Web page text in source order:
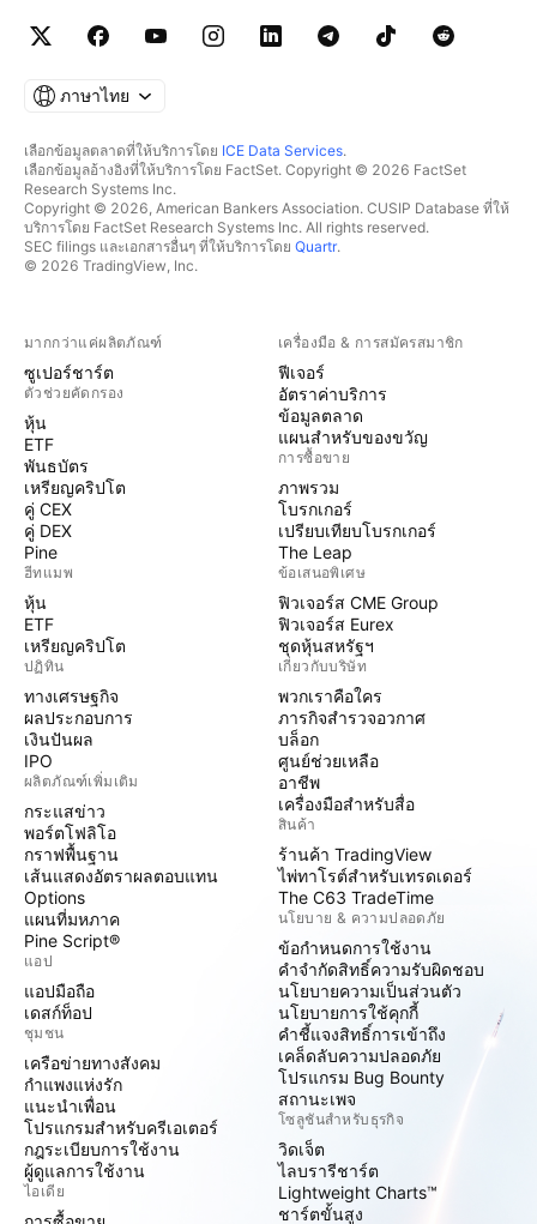
ภาษาไทย
เลือกข้อมูลตลาดที่ให้บริการโดย ICE Data Services.
เลือกข้อมูลอ้างอิงที่ให้บริการโดย FactSet. Copyright © 2026 FactSet
Research Systems Inc.
Copyright © 2026, American Bankers Association. CUSIP Database ที่ให้
บริการโดย FactSet Research Systems Inc. All rights reserved.
SEC filings และเอกสารอื่นๆ ที่ให้บริการโดย Quartr.
© 2026 TradingView, Inc.
มากกว่าแค่ผลิตภัณฑ์
ซูเปอร์ชาร์ต
ตัวช่วยคัดกรอง
หุ้น
ETF
พันธบัตร
เหรียญคริปโต
คู่ CEX
คู่ DEX
Pine
ฮีทแมพ
หุ้น
ETF
เหรียญคริปโต
ปฏิทิน
ทางเศรษฐกิจ
ผลประกอบการ
เงินปันผล
IPO
ผลิตภัณฑ์เพิ่มเติม
กระแสข่าว
พอร์ตโฟลิโอ
กราฟพื้นฐาน
เส้นแสดงอัตราผลตอบแทน
Options
แผนที่มหภาค
Pine Script®
แอป
แอปมือถือ
เดสก์ท็อป
ชุมชน
เครือข่ายทางสังคม
กำแพงแห่งรัก
แนะนำเพื่อน
โปรแกรมสำหรับครีเอเตอร์
กฎระเบียบการใช้งาน
ผู้ดูแลการใช้งาน
ไอเดีย
เครื่องมือ & การสมัครสมาชิก
ฟีเจอร์
อัตราค่าบริการ
ข้อมูลตลาด
แผนสำหรับของขวัญ
การซื้อขาย
ภาพรวม
โบรกเกอร์
เปรียบเทียบโบรกเกอร์
The Leap
ข้อเสนอพิเศษ
ฟิวเจอร์ส CME Group
ฟิวเจอร์ส Eurex
ชุดหุ้นสหรัฐฯ
เกี่ยวกับบริษัท
พวกเราคือใคร
ภารกิจสำรวจอวกาศ
บล็อก
ศูนย์ช่วยเหลือ
อาชีพ
เครื่องมือสำหรับสื่อ
สินค้า
ร้านค้า TradingView
ไพ่ทาโรต์สำหรับเทรดเดอร์
The C63 TradeTime
นโยบาย & ความปลอดภัย
ข้อกำหนดการใช้งาน
คำจำกัดสิทธิ์ความรับผิดชอบ
นโยบายความเป็นส่วนตัว
นโยบายการใช้คุกกี้
คำชี้แจงสิทธิ์การเข้าถึง
เคล็ดลับความปลอดภัย
โปรแกรม Bug Bounty
สถานะเพจ
โซลูชันสำหรับธุรกิจ
วิดเจ็ต
ไลบรารีชาร์ต
Lightweight Charts™
ชาร์ตขั้นสูง